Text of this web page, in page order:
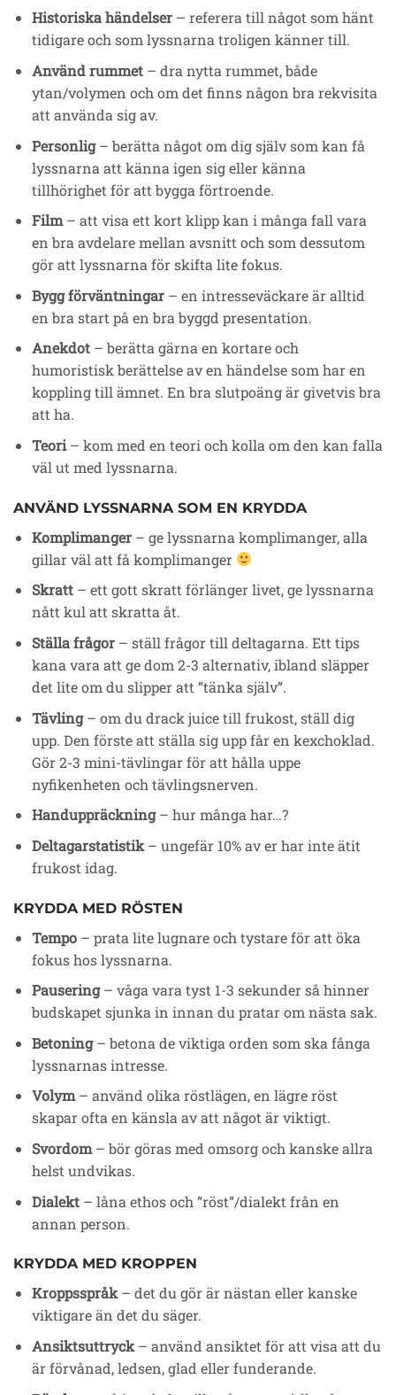
Historiska händelser– referera till något som hänt
tidigare och som lyssnarna troligen känner till.
Använd rummet– dra nytta rummet, både
ytan/volymen och om det finns någon bra rekvisita
att använda sig av.
Personlig– berätta något om dig själv som kan få
lyssnarna att känna igen sig eller känna
tillhörighet för att bygga förtroende.
Film– att visa ett kort klipp kan i många fall vara
en bra avdelare mellan avsnitt och som dessutom
gör att lyssnarna för skifta lite fokus.
Bygg förväntningar– en intresseväckare är alltid
en bra start på en bra byggd presentation.
Anekdot– berätta gärna en kortare och
humoristisk berättelse av en händelse som har en
koppling till ämnet. En bra slutpoäng är givetvis bra
att ha.
Teori– kom med en teori och kolla om den kan falla
väl ut med lyssnarna.
ANVÄND LYSSNARNA SOM EN KRYDDA
Komplimanger– ge lyssnarna komplimanger, alla
gillar väl att få komplimanger
Skratt – ett gott skratt förlänger livet, ge lyssnarna
nått kul att skratta åt.
Ställa frågor– ställ frågor till deltagarna. Ett tips
kana vara att ge dom 2-3 alternativ, ibland släpper
det lite om du slipper att ”tänka själv”.
Tävling– om du drack juice till frukost, ställ dig
upp. Den förste att ställa sig upp får en kexchoklad.
Gör 2-3 mini-tävlingar för att hålla uppe
nyfikenheten och tävlingsnerven.
Handuppräckning– hur många har…?
Deltagarstatistik– ungefär 10% av er har inte ätit
frukost idag.
KRYDDA MED RÖSTEN
Tempo – prata lite lugnare och tystare för att öka
fokus hos lyssnarna.
Pausering– våga vara tyst 1-3 sekunder så hinner
budskapet sjunka in innan du pratar om nästa sak.
Betoning– betona de viktiga orden som ska fånga
lyssnarnas intresse.
Volym– använd olika röstlägen, en lägre röst
skapar ofta en känsla av att något är viktigt.
Svordom– bör göras med omsorg och kanske allra
helst undvikas.
Dialekt – låna ethos och ”röst”/dialekt från en
annan person.
KRYDDA MED KROPPEN
Kroppsspråk– det du gör är nästan eller kanske
viktigare än det du säger.
Ansiktsuttryck– använd ansiktet för att visa att du
är förvånad, ledsen, glad eller funderande.